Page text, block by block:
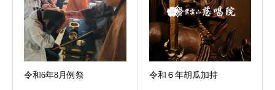
令和6年8月例祭 令和６年胡瓜加持